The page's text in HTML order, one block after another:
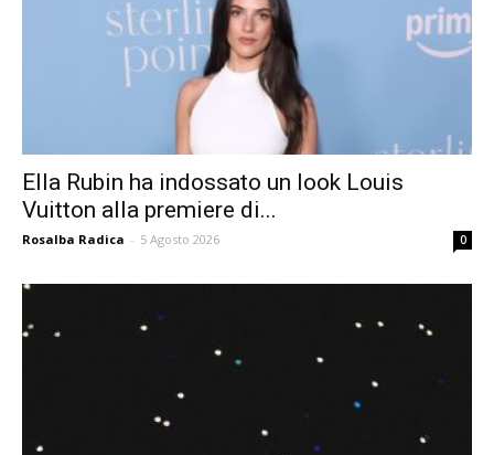
Ella Rubin ha indossato un look Louis
Vuitton alla premiere di...
Rosalba Radica - 5 Agosto 2026 0